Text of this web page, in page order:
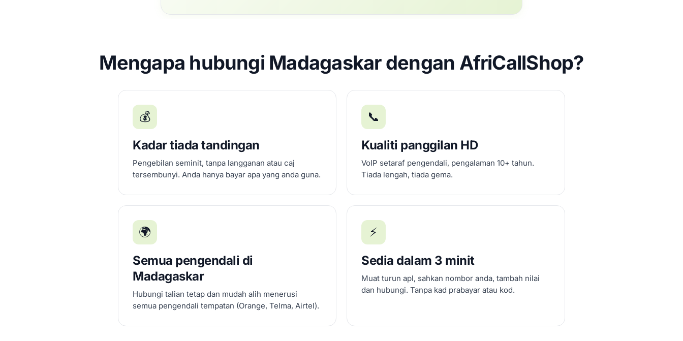
Mengapa hubungi Madagaskar dengan AfriCallShop?
💰
Kadar tiada tandingan
Pengebilan seminit, tanpa langganan atau caj
tersembunyi. Anda hanya bayar apa yang anda guna.
📞
Kualiti panggilan HD
VoIP setaraf pengendali, pengalaman 10+ tahun.
Tiada lengah, tiada gema.
🌍
Semua pengendali di
Madagaskar
Hubungi talian tetap dan mudah alih menerusi
semua pengendali tempatan (Orange, Telma, Airtel).
⚡
Sedia dalam 3 minit
Muat turun apl, sahkan nombor anda, tambah nilai
dan hubungi. Tanpa kad prabayar atau kod.